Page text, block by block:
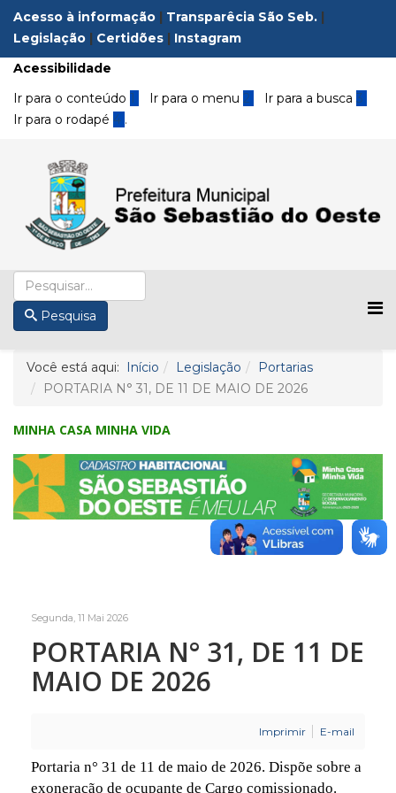
Acesso à informação | Transparêcia São Seb. |
Legislação | Certidões | Instagram
Acessibilidade
Ir para o conteúdo 1 Ir para o menu 2 Ir para a busca3
Ir para o rodapé 4 .
Pesquisa
Você está aqui: Início Legislação
Portarias
PORTARIA N° 31, DE 11 DE MAIO DE 2026
MINHA CASA MINHA VIDA
Segunda, 11 Mai 2026
PORTARIA N° 31, DE 11 DE
MAIO DE 2026
Imprimir E-mail
Portaria n° 31 de 11 de maio de 2026. Dispõe sobre a
exoneração de ocupante de Cargo comissionado.